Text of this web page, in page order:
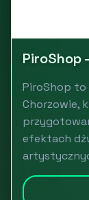
PiroShop
PiroShop to
Chorzowie,
efektach